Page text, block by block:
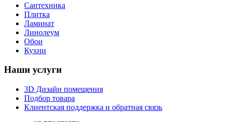
Сантехника
Плитка
Ламинат
Линолеум
Обои
Кухни
Наши услуги
3D Дизайн помещения
Подбор товара
Клиентская поддержка и обратная связь